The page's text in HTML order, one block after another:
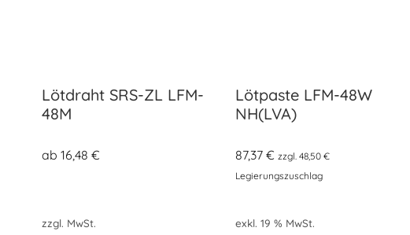
Lötdraht SRS-ZL LFM-
48M
ab 16,48 €
zzgl. MwSt.
Lötpaste LFM-48W
NH(LVA)
87,37 € zzgl. 48,50 €
Legierungszuschlag
exkl. 19 % MwSt.